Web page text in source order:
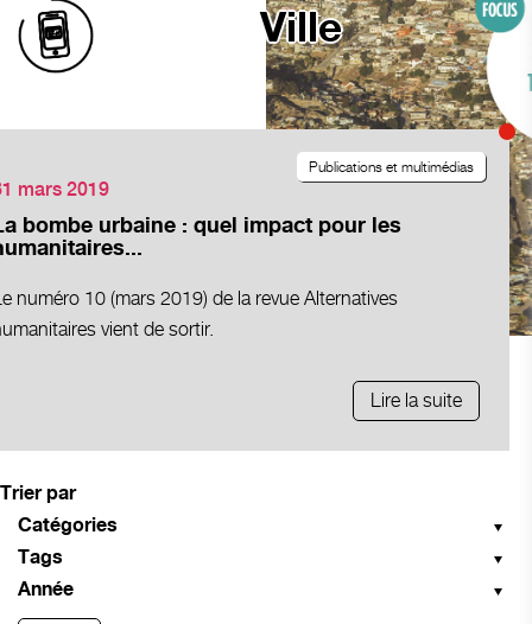
Ville
mars 2019
bombe urbaine : quel impact pour les
Publications et multimédias
numéro 10 (mars 2019) de la revue Alternatives
vient de sortir.
Lire la suite
Trier par
Catégories
Tags
Année